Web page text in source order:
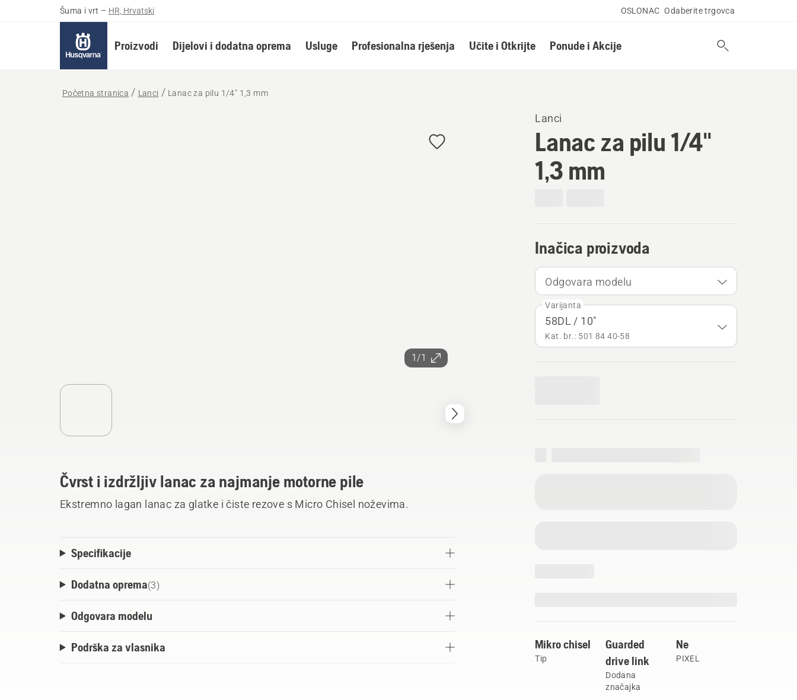
Šuma i vrt – HR, Hrvatski OSLONAC Odaberite trgovca
Proizvodi Dijelovi i dodatna oprema Usluge Profesionalna rješenja Učite i Otkrijte Ponude i Akcije
Početna stranica Lanci Lanac za pilu 1/4" 1,3 mm
1/1
Lanci
Lanac za pilu 1/4"
1,3 mm
Inačica proizvoda
Odgovara modelu
Varijanta
58DL / 10"
Kat. br.: 501 84 40‑58
Mikro chisel
Tip
Guarded
drive link
Dodana
značajka
Ne
PIXEL
Čvrst i izdržljiv lanac za najmanje motorne pile
Ekstremno lagan lanac za glatke i čiste rezove s Micro Chisel noževima.
Specifikacije
Dodatna oprema(3)
Odgovara modelu
Podrška za vlasnika